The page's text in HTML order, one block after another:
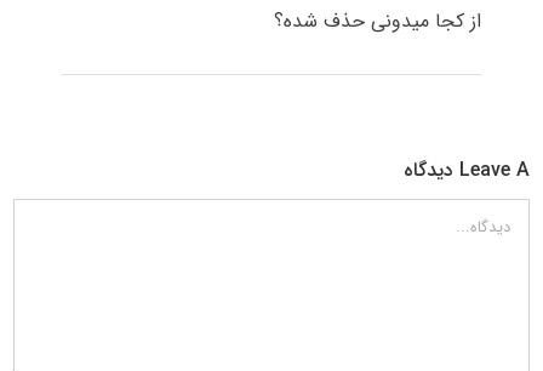
از کجا میدونی حذف شده؟
Leave A دیدگاه
دیدگاه